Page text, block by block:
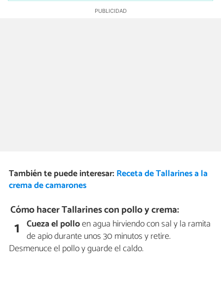
También te puede interesar: Receta de Tallarines a la
crema de camarones
Cómo hacer Tallarines con pollo y crema:
1 Cueza el polloen agua hirviendo con sal y la ramita
de apio durante unos 30 minutos y retire.
Desmenuce el pollo y guarde el caldo.